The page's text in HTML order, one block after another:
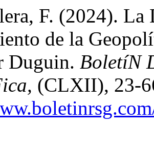
F. (2024). La
de la
Duguin. BoletíN
(CLXII), 23-